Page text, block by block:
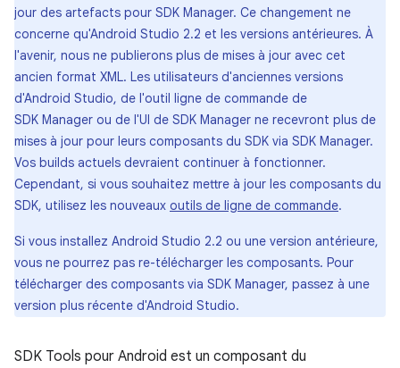
jour des artefacts pour SDK Manager. Ce changement ne
concerne qu'Android Studio 2.2 et les versions antérieures. À
l'avenir, nous ne publierons plus de mises à jour avec cet
ancien format XML. Les utilisateurs d'anciennes versions
d'Android Studio, de l'outil ligne de commande de
SDK Manager ou de l'UI de SDK Manager ne recevront plus de
mises à jour pour leurs composants du SDK via SDK Manager.
Vos builds actuels devraient continuer à fonctionner.
Cependant, si vous souhaitez mettre à jour les composants du
SDK, utilisez les nouveaux outils de ligne de commande.
Si vous installez Android Studio 2.2 ou une version antérieure,
vous ne pourrez pas re-télécharger les composants. Pour
télécharger des composants via SDK Manager, passez à une
version plus récente d'Android Studio.
SDK Tools pour Android est un composant du